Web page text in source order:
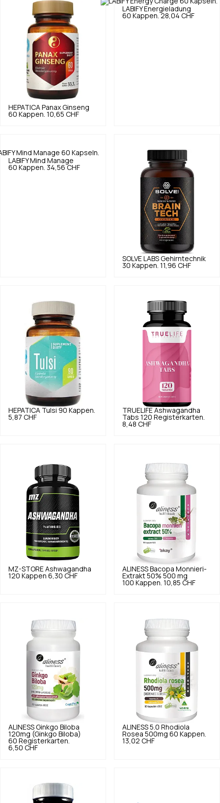
HEPATICA Panax Ginseng
60 Kappen. 10,65 CHF
LABIFY Energieladung
60 Kappen. 28,04 CHF
LABIFY Mind Manage
60 Kappen. 34,56 CHF
SOLVE LABS Gehirntechnik
30 Kappen. 11,96 CHF
HEPATICA Tulsi 90 Kappen.
5,87 CHF
TRUELIFE Ashwagandha
Tabs 120 Registerkarten.
8,48 CHF
MZ-STORE Ashwagandha
120 Kappen 6,30 CHF
ALINESS Bacopa Monnieri-
Extrakt 50% 500 mg
100 Kappen. 10,85 CHF
ALINESS Ginkgo Biloba
120mg (Ginkgo Biloba)
60 Registerkarten.
6,50 CHF
ALINESS 5.0 Rhodiola
Rosea 500mg 60 Kappen.
13,02 CHF